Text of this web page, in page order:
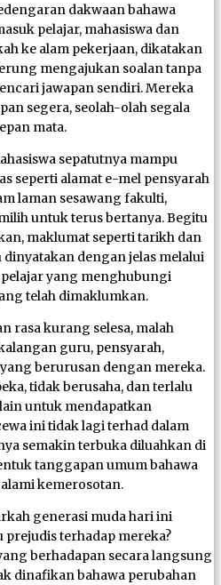
dakwaan bahawa
pelajar, mahasiswa dan
ke alam pekerjaan, dikatakan
mengajukan soalan tanpa
jawapan sendiri. Mereka
segera, seolah-olah segala
mata.
sepatutnya mampu
seperti alamat e-mel pensyarah
laman sesawang fakulti,
untuk terus bertanya. Begitu
maklumat seperti tarikh dan
dengan jelas melalui
pelajar yang menghubungi
telah dimaklumkan.
rasa kurang selesa, malah
guru, pensyarah,
berurusan dengan mereka.
tidak berusaha, dan terlalu
untuk mendapatkan
ini tidak lagi terhad dalam
semakin terbuka diluahkan di
tanggapan umum bahawa
kemerosotan.
generasi muda hari ini
prejudis terhadap mereka?
berhadapan secara langsung
dinafikan bahawa perubahan